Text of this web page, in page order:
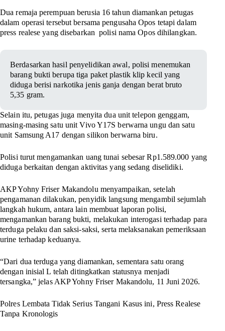
Dua remaja perempuan berusia 16 tahun diamankan petugas
dalam operasi tersebut bersama pengusaha Opos tetapi dalam
press realese yang disebarkan polisi nama Opos dihilangkan.
Berdasarkan hasil penyelidikan awal, polisi menemukan
barang bukti berupa tiga paket plastik klip kecil yang
diduga berisi narkotika jenis ganja dengan berat bruto
5,35 gram.
Selain itu, petugas juga menyita dua unit telepon genggam,
masing-masing satu unit Vivo Y17S berwarna ungu dan satu
unit Samsung A17 dengan silikon berwarna biru.
Polisi turut mengamankan uang tunai sebesar Rp1.589.000 yang
diduga berkaitan dengan aktivitas yang sedang diselidiki.
AKP Yohny Friser Makandolu menyampaikan, setelah
pengamanan dilakukan, penyidik langsung mengambil sejumlah
langkah hukum, antara lain membuat laporan polisi,
mengamankan barang bukti, melakukan interogasi terhadap para
terduga pelaku dan saksi-saksi, serta melaksanakan pemeriksaan
urine terhadap keduanya.
“Dari dua terduga yang diamankan, sementara satu orang
dengan inisial L telah ditingkatkan statusnya menjadi
tersangka,” jelas AKP Yohny Friser Makandolu, 11 Juni 2026.
Polres Lembata Tidak Serius Tangani Kasus ini, Press Realese
Tanpa Kronologis